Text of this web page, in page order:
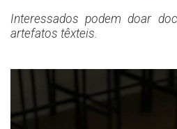
Interessados podem doar
artefatos têxteis.